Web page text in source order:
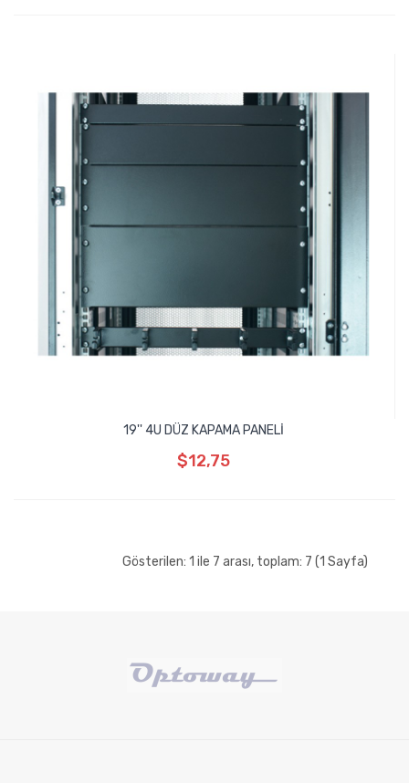
19'' 4U DÜZ KAPAMA PANELİ
$12,75
Gösterilen: 1 ile 7 arası, toplam: 7 (1 Sayfa)